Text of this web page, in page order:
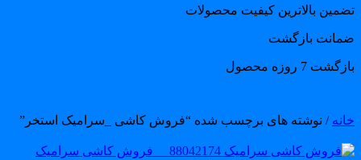
بالاترین کیفیت محصولات
بازگشت
7 روزه محصول
/ نوشته های برچسب شده “فروش کاشی _سرامیک استخر”